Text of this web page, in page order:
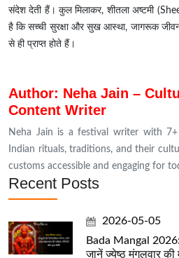
संदेश देती हैं। कुल मिलाकर, शीतला अष्टमी
है कि सच्ची सुरक्षा और सुख आस्था, जागरूक
से ही प्राप्त होते हैं।
Author: Neha Jain –
Content Writer
Neha Jain is a festival writer with 7+
Indian rituals, traditions, and their
customs accessible and engaging for
Recent Posts
2026-05-05
Bada Mangal 2026:
जानें ज्येष्ठ मंगलवार की